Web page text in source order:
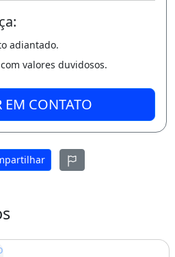
adiantado.
valores duvidosos.
EM CONTATO